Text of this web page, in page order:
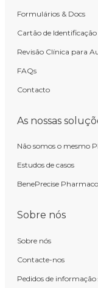
Formulários & Docs
Cartão de
Revisão Clínica para
FAQs
Contacto
As nossas
Não somos o mesmo
Estudos de casos
BenePrecise
Sobre nós
Sobre nós
Contacte-nos
Pedidos de informação